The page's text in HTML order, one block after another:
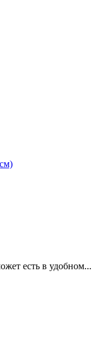
есть в удобном...